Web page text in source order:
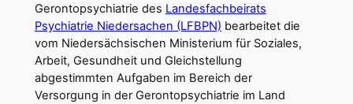
Gerontopsychiatrie des Landesfachbeirats
Psychiatrie Niedersachen (LFBPN) bearbeitet die
vom Niedersächsischen Ministerium für Soziales,
Arbeit, Gesundheit und Gleichstellung
abgestimmten Aufgaben im Bereich der
Versorgung in der Gerontopsychiatrie im Land